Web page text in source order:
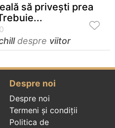
să priveşti prea
despre viitor
Despre noi
Despre noi
Termeni și condiții
Politica de